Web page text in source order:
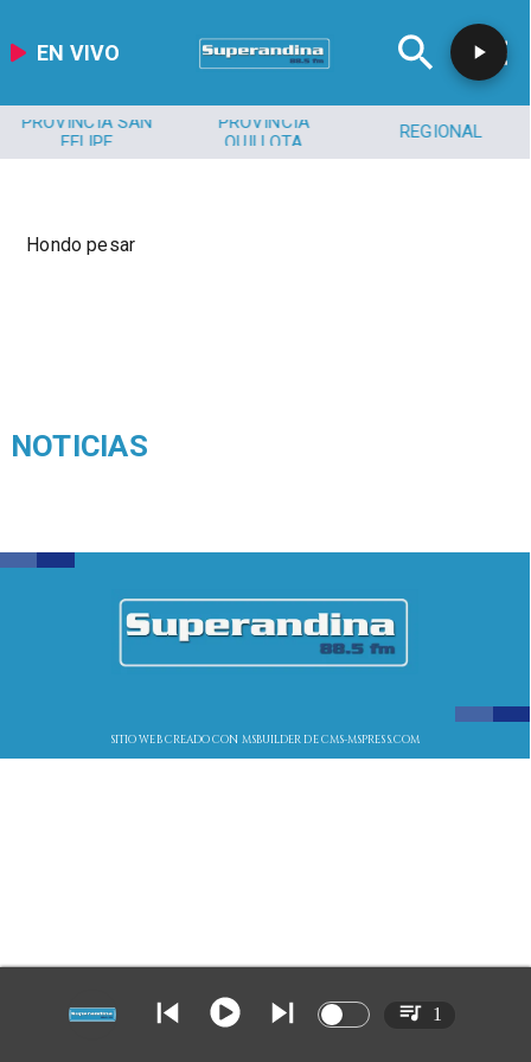
EN VIVO
PROVINCIA SAN
FELIPE
PROVINCIA
QUILLOTA
REGIONAL
Hondo pesar
NOTICIAS
SITIO WEB CREADO CON MSBUILDER DE CMS-MSPRESS.COM
1